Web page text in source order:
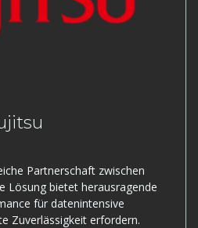
Partnerschaft zwischen
Lösung bietet herausragende
für datenintensive
Zuverlässigkeit erfordern.